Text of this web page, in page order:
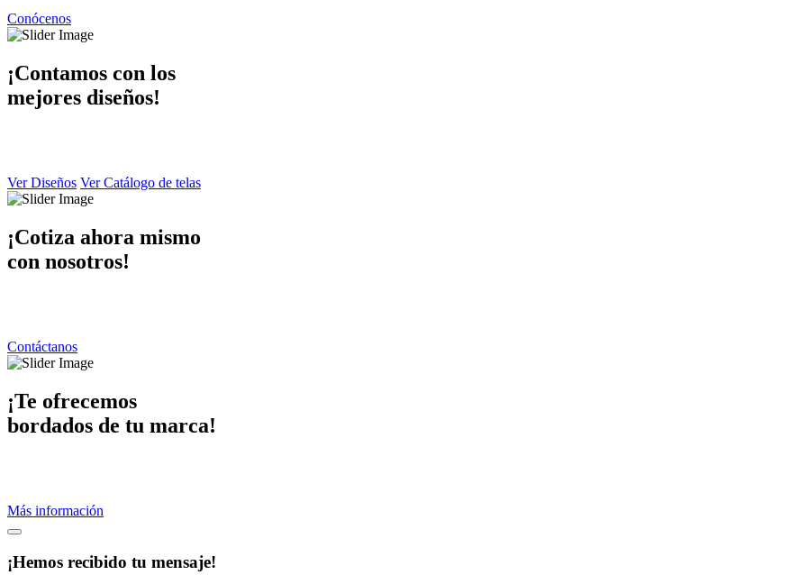
Conócenos
¡Contamos con los
mejores diseños!
Ver Diseños Ver Catálogo de telas
¡Cotiza ahora mismo
con nosotros!
Contáctanos
¡Te ofrecemos
bordados de tu marca!
Más información
¡Hemos recibido tu mensaje!